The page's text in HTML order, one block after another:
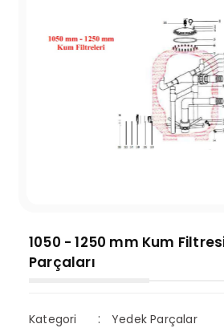
1050 - 1250 mm Kum
Parçaları
Kategori
Yedek Parçalar